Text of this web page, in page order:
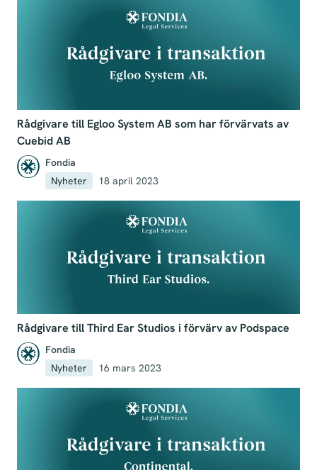
Rådgivare till Egloo System AB som har förvärvats av
Cuebid AB
Fondia
Nyheter
18 april 2023
Rådgivare till Third Ear Studios i förvärv av Podspace
Fondia
Nyheter
16 mars 2023